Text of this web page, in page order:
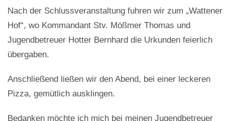
Nach der Schlussveranstaltung fuhren wir zum „Wattener
Hof“, wo Kommandant Stv. Mößmer Thomas und
Jugendbetreuer Hotter Bernhard die Urkunden feierlich
übergaben.
Anschließend ließen wir den Abend, bei einer leckeren
Pizza, gemütlich ausklingen.
Bedanken möchte ich mich bei meinen Jugendbetreuer